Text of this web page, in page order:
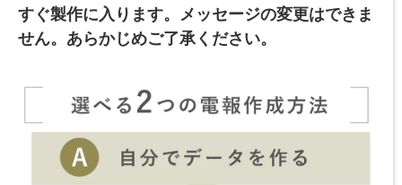
すぐ製作に入ります。
メッセージの変更はできま
せん。あらかじめご了承ください。